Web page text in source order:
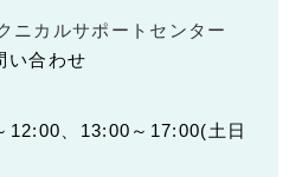
カルサポートセンター
い合わせ
、13:00～17:00(土日